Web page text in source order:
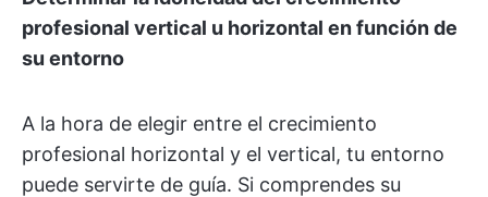
profesional vertical u horizontal en función de
su entorno
A la hora de elegir entre el crecimiento
profesional horizontal y el vertical, tu entorno
puede servirte de guía. Si comprendes su